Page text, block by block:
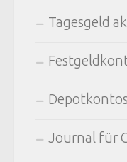
Tagesgeld
Journal für